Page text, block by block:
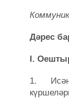
Дәрес
I.
1.